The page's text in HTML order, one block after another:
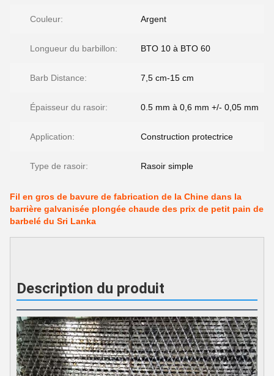
Couleur: Argent
Longueur du barbillon: BTO 10 à BTO 60
Barb Distance: 7,5 cm-15 cm
Épaisseur du rasoir: 0.5 mm à 0,6 mm +/- 0,05 mm
Application: Construction protectrice
Type de rasoir: Rasoir simple
Fil en gros de bavure de fabrication de la Chine dans la
barrière galvanisée plongée chaude des prix de petit pain de
barbelé du Sri Lanka
Description du produit